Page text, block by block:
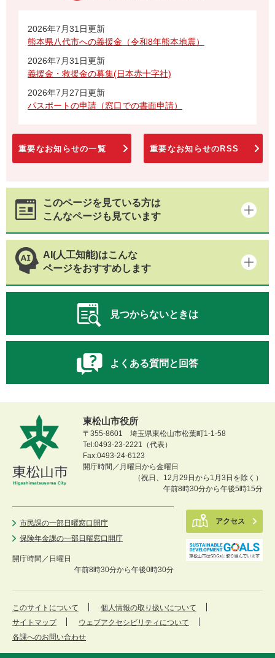
2026年7月31日更新
熊本県八代市への義援金（令和8年熊本地震）
2026年7月31日更新
義援金・救援金の募集(日本赤十字社)
2026年7月27日更新
パスポートの申請（窓口での書面申請）
重要なお知らせの一覧 重要なお知らせのRSS
このページを見ている方は
こんなページも見ています
AI(人工知能)はこんな
ページをおすすめします
見つからないときは
よくある質問と回答
東松山市役所
〒355-8601 埼玉県東松山市松葉町1-1-58
Tel:0493-23-2221（代表）
Fax:0493-24-6123
開庁時間／月曜日から金曜日
（祝日、12月29日から1月3日を除く）
午前8時30分から午後5時15分
市民課の一部日曜窓口開庁
保険年金課の一部日曜窓口開庁
開庁時間／ 日曜日
午前8時30分から午後0時30分
アクセス
このサイトについて
個人情報の取り扱いについて
サイトマップ
ウェブアクセシビリティについて
各課へのお問い合わせ